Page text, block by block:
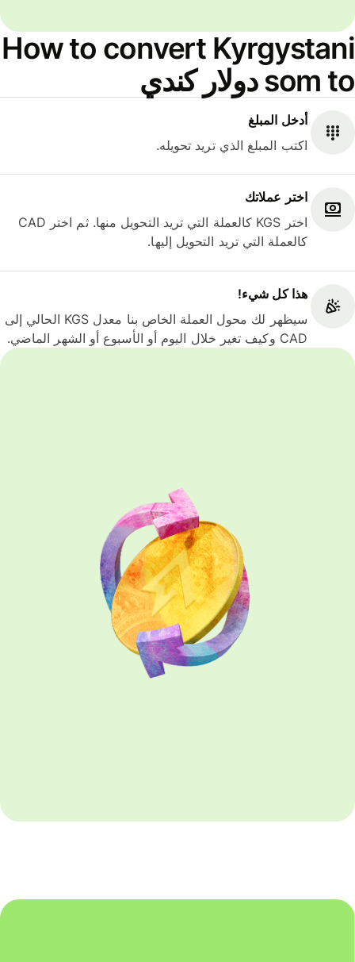
How to convert Kyrgystani
som to دولار كندي
أدخل المبلغ
اكتب المبلغ الذي تريد تحويله.
اختر عملاتك
اختر KGS كالعملة التي تريد التحويل منها. ثم اختر CAD
كالعملة التي تريد التحويل إليها.
هذا كل شيء‎!
سيظهر لك محول العملة الخاص بنا معدل KGS الحالي إلى
CAD وكيف تغير خلال اليوم أو الأسبوع أو الشهر الماضي.